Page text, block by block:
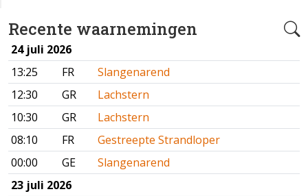
Recente waarnemingen
24 juli 2026
13:25
FR
Slangenarend
12:30
GR
Lachstern
10:30
GR
Lachstern
08:10
FR
Gestreepte Strandloper
00:00
GE
Slangenarend
23 juli 2026